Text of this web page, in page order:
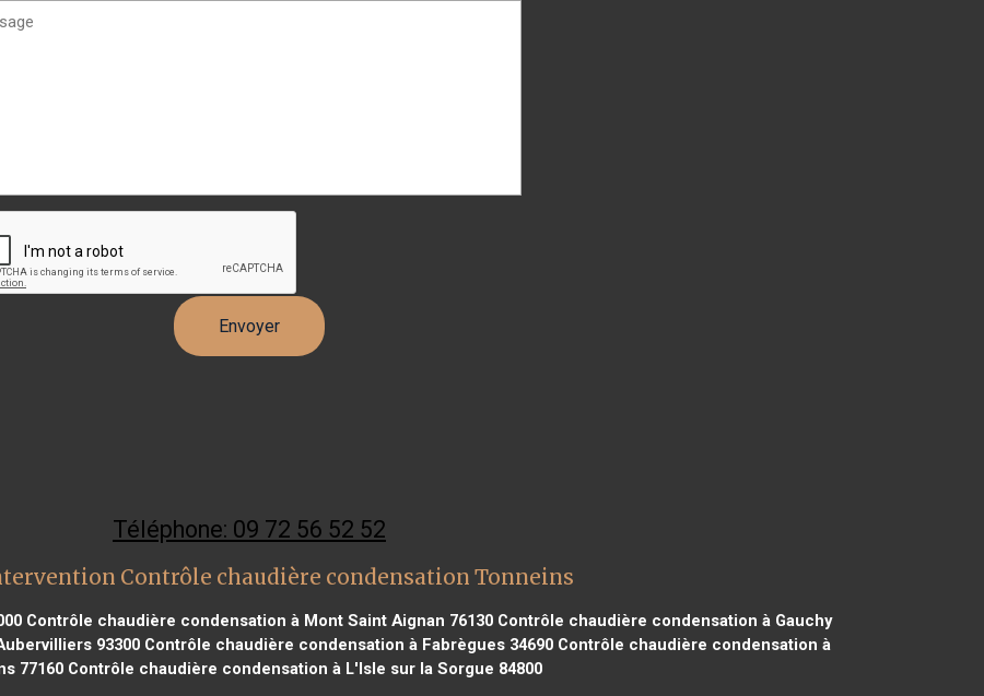
Téléphone: 09 72 56 52 52
Contrôle chaudière condensation Tonneins
Contrôle chaudière condensation à Mont Saint Aignan 76130 Contrôle chaudière condensation à Gauchy
93300Contrôle chaudière condensation à Fabrègues 34690Contrôle chaudière condensation à
77160Contrôle chaudière condensation à L'Isle sur la Sorgue 84800